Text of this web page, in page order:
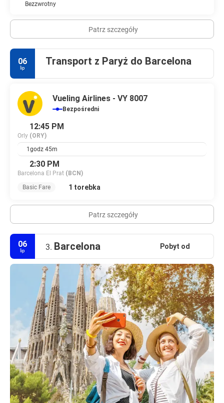
Bezzwrotny
Patrz szczegóły
06
lip
Transport z Paryż do Barcelona
Vueling Airlines - VY 8007
Bezpośredni
12:45 PM
Orly (ORY)
1godz 45m
2:30 PM
Barcelona El Prat (BCN)
Basic Fare
1 torebka
Patrz szczegóły
06
lip 3. Barcelona Pobyt od